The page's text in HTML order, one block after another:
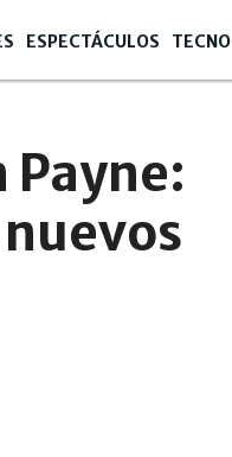
ESPECTÁCULOS TECNO
Payne: